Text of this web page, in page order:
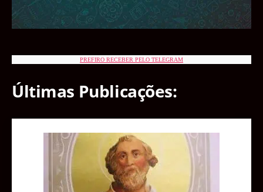
PREFIRO RECEBER PELO TELEGRAM
Últimas Publicações: